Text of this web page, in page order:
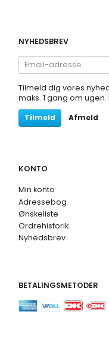
NYHEDSBREV
Email-
adresse
Tilmeld dig vores
maks. 1 gang om
Tilmeld
Afmeld
KONTO
Min konto
Adressebog
Ønskeliste
Ordrehistorik
Nyhedsbrev
BETALINGSMETODER